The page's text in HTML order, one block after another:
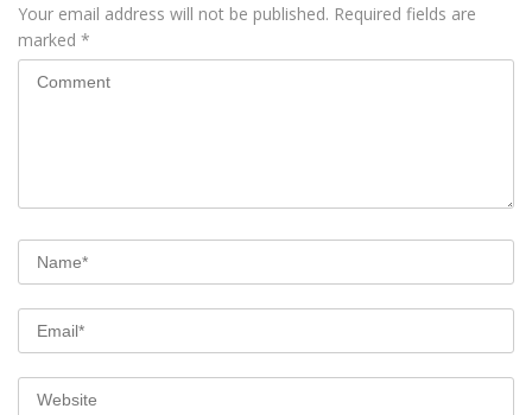
Your email address will not be published. Required fields are
marked *